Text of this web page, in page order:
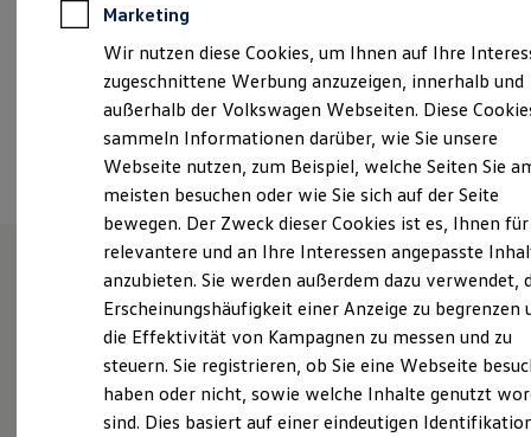
Sommer-Special
Reparatur, Pflege & Inspektion
Servicetermin anfragen
Service-Vorteile bei Volkswagen Nutzfahrzeuge
Economy Service
Räder & Reifen Service
Ersatzfahrzeuge
Notdienst und Pannenhilfe
Software, Konnektivität & Apps
California App
VW Connect für Ihren ID. Buzz
VW Connect für Ihren Transporter/Caravelle
VW Connect für Ihren Amarok
VW Connect für andere Modelle
Connect Pro
Fleet Interface Data
Multistop Pathfinder
Übersicht Software Updates
Hilfreiches für Besitzer
+49 9571 755350
Ansprechpartner
Termin vereinbaren
Unsere Leistungenim
Überblick
Service
Marketing
Wir nutzen diese Cookies, um Ihnen auf Ihre
zugeschnittene Werbung anzuzeigen, innerhalb und
außerhalb der Volkswagen Webseiten. Diese
sammeln Informationen darüber, wie Sie unsere
Webseite nutzen, zum Beispiel, welche Seiten Sie
meisten besuchen oder wie Sie sich auf der Seite
bewegen. Der Zweck dieser Cookies ist es, Ihnen für
relevantere und an Ihre Interessen angepasste
anzubieten. Sie werden außerdem dazu verwendet,
Erscheinungshäufigkeit einer Anzeige zu begrenzen
die Effektivität von Kampagnen zu messen und zu
steuern. Sie registrieren, ob Sie eine Webseite
haben oder nicht, sowie welche Inhalte genutzt
sind. Dies basiert auf einer eindeutigen